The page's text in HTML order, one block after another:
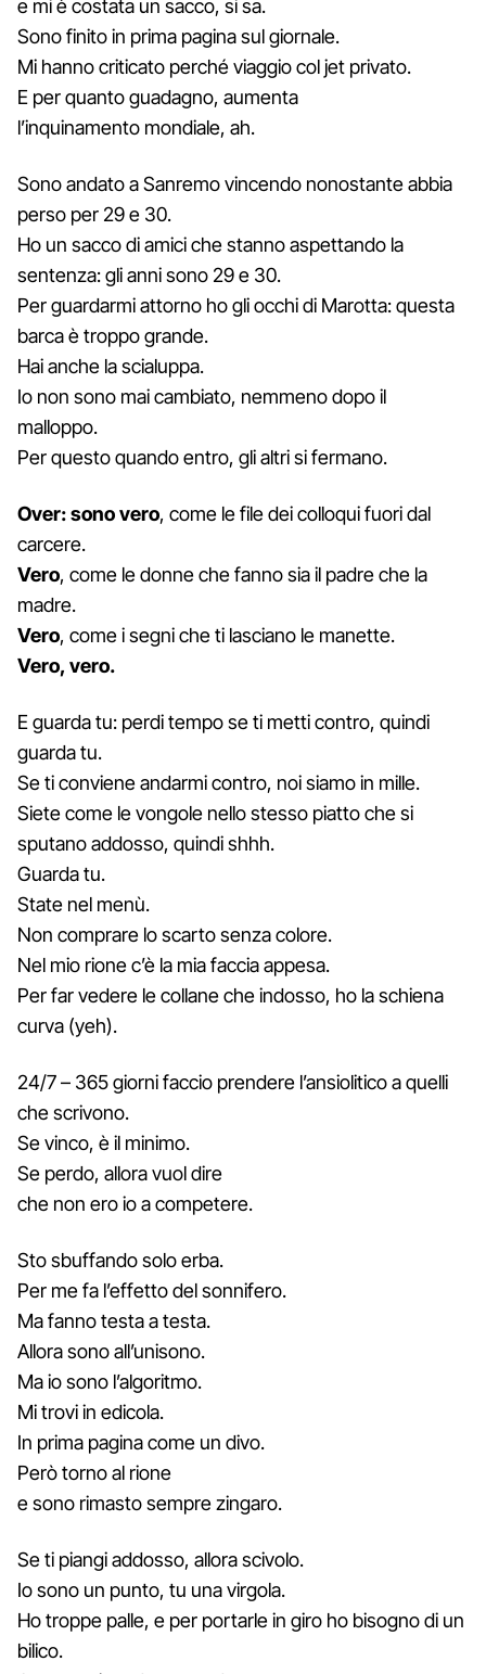
e mi è costata un sacco, si sa.
Sono finito in prima pagina sul giornale.
Mi hanno criticato perché viaggio col jet privato.
E per quanto guadagno, aumenta
l’inquinamento mondiale, ah.
Sono andato a Sanremo vincendo nonostante abbia
perso per 29 e 30.
Ho un sacco di amici che stanno aspettando la
sentenza: gli anni sono 29 e 30.
Per guardarmi attorno ho gli occhi di Marotta: questa
barca è troppo grande.
Hai anche la scialuppa.
Io non sono mai cambiato, nemmeno dopo il
malloppo.
Per questo quando entro, gli altri si fermano.
Over: sono vero, come le file dei colloqui fuori dal
carcere.
Vero, come le donne che fanno sia il padre che la
madre.
Vero, come i segni che ti lasciano le manette.
Vero, vero.
E guarda tu: perdi tempo se ti metti contro, quindi
guarda tu.
Se ti conviene andarmi contro, noi siamo in mille.
Siete come le vongole nello stesso piatto che si
sputano addosso, quindi shhh.
Guarda tu.
State nel menù.
Non comprare lo scarto senza colore.
Nel mio rione c’è la mia faccia appesa.
Per far vedere le collane che indosso, ho la schiena
curva (yeh).
24/7 – 365 giorni faccio prendere l’ansiolitico a quelli
che scrivono.
Se vinco, è il minimo.
Se perdo, allora vuol dire
che non ero io a competere.
Sto sbuffando solo erba.
Per me fa l’effetto del sonnifero.
Ma fanno testa a testa.
Allora sono all’unisono.
Ma io sono l’algoritmo.
Mi trovi in edicola.
In prima pagina come un divo.
Però torno al rione
e sono rimasto sempre zingaro.
Se ti piangi addosso, allora scivolo.
Io sono un punto, tu una virgola.
Ho troppe palle, e per portarle in giro ho bisogno di un
bilico.